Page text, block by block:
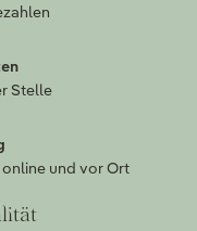
Stelle
und vor Ort